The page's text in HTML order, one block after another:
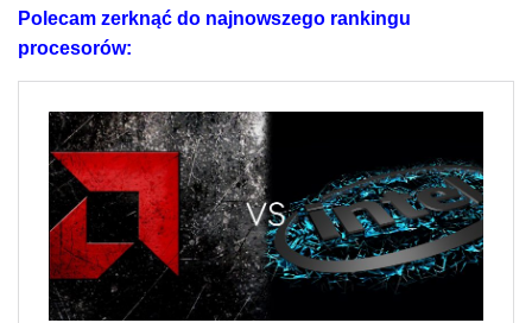
Polecam zerknąć do najnowszego rankingu
procesorów: